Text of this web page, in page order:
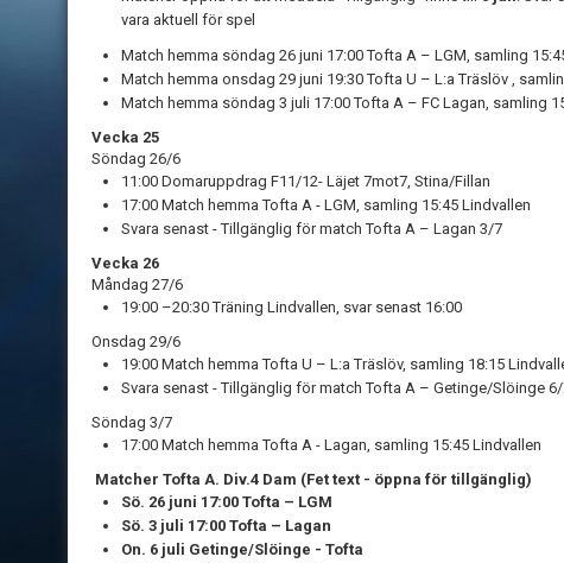
vara aktuell för spel
Match hemma söndag 26 juni 17:00 Tofta A – LGM, samling
Match hemma onsdag 29 juni 19:30 Tofta U – L:a Träslöv ,
Match hemma söndag 3 juli 17:00 Tofta A – FC Lagan, samling
Vecka 25
Söndag 26/6
11:00 Domaruppdrag F11/12- Läjet 7mot7, Stina/Fillan
17:00 Match hemma Tofta A - LGM, samling 15:45 Lindvallen
Svara senast - Tillgänglig för match Tofta A – Lagan 3/7
Vecka 26
Måndag 27/6
19:00 –20:30 Träning Lindvallen, svar senast 16:00
Onsdag 29/6
19:00 Match hemma Tofta U – L:a Träslöv, samling 18:15
Svara senast - Tillgänglig för match Tofta A – Getinge/Slöinge
Söndag 3/7
17:00 Match hemma Tofta A - Lagan, samling 15:45 Lindvallen
Matcher Tofta A. Div.4 Dam (Fet text - öppna för tillgänglig)
Sö. 26 juni 17:00 Tofta – LGM
Sö. 3 juli 17:00 Tofta – Lagan
On. 6 juli Getinge/Slöinge - Tofta